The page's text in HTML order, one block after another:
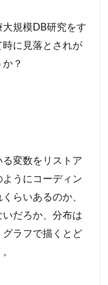
規模DB研究をす
に見落とされが
？
変数をリストア
うにコーディン
らいあるのか、
だろか、分布は
ラフで描くとど